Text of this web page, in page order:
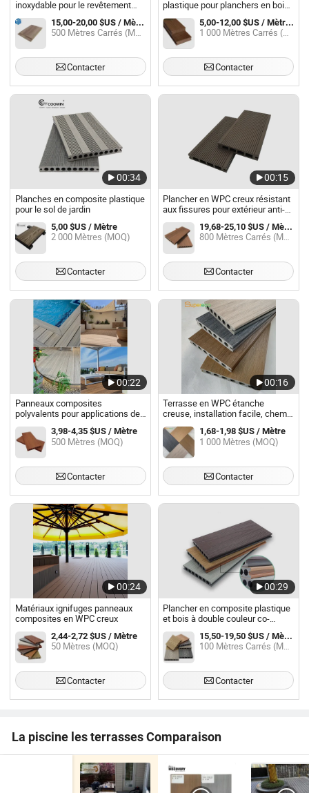
inoxydable pour le revêtement
extérieur en WPC étanche, vis
pour le sol en composite
plastique et bois, panneau en
composite plastique et bois
15,00-20,00 $US / Mètre Carré
500 Mètres Carrés (MOQ)
Contacter
plastique pour planchers en bois
anti-fissure
5,00-12,00 $US / Mètre Carré
1 000 Mètres Carrés (MOQ)
Contacter
00:34
Planches en composite plastique
pour le sol de jardin
5,00 $US / Mètre
2 000 Mètres (MOQ)
Contacter
00:15
Plancher en WPC creux résistant
aux fissures pour extérieur anti-
UV
19,68-25,10 $US / Mètre Carré
800 Mètres Carrés (MOQ)
Contacter
00:22
Panneaux composites
polyvalents pour applications de
jardin et de balcon
3,98-4,35 $US / Mètre
500 Mètres (MOQ)
Contacter
00:16
Terrasse en WPC étanche
creuse, installation facile, chemin
en planche composite
1,68-1,98 $US / Mètre
1 000 Mètres (MOQ)
Contacter
00:24
Matériaux ignifuges panneaux
composites en WPC creux
2,44-2,72 $US / Mètre
50 Mètres (MOQ)
Contacter
00:29
Plancher en composite plastique
et bois à double couleur co-
extrudé anti-UV en couleur mixte,
prix du panneau en bois avec
grain de bois
15,50-19,50 $US / Mètre Carré
100 Mètres Carrés (MOQ)
Contacter
La piscine les terrasses Comparaison